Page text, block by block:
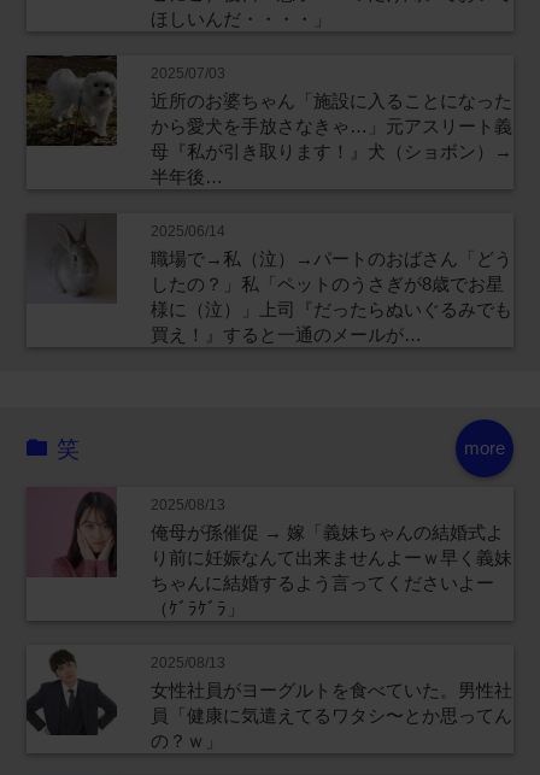
ほしいんだ・・・・」
2025/07/03
近所のお婆ちゃん「施設に入ることになった
から愛犬を手放さなきゃ…」元アスリート義
母『私が引き取ります！』犬（ショボン）→
半年後…
2025/06/14
職場で→私（泣）→パートのおばさん「どう
したの？」私「ペットのうさぎが8歳でお星
様に（泣）」上司『だったらぬいぐるみでも
買え！』すると一通のメールが…
more
笑
2025/08/13
俺母が孫催促 → 嫁「義妹ちゃんの結婚式よ
り前に妊娠なんて出来ませんよーｗ早く義妹
ちゃんに結婚するよう言ってくださいよー
（ｹﾞﾗｹﾞﾗ」
2025/08/13
女性社員がヨーグルトを食べていた。男性社
員「健康に気遣えてるワタシ〜とか思ってん
の？ｗ」